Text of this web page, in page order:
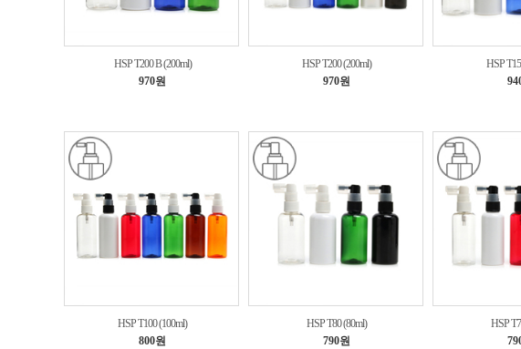
HSP T200 B (200ml)
970원
HSP T200 (200ml)
970원
HSP
HSP T100 (100ml)
800원
HSP T80 (80ml)
790원
HSP